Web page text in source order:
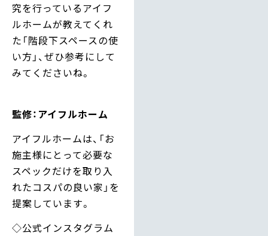
究を行っているアイフ
ルホームが教えてくれ
た「階段下スペースの使
い方」、ぜひ参考にして
みてくださいね。
監修：アイフルホーム
アイフルホームは、「お
施主様にとって必要な
スペックだけを取り入
れたコスパの良い家」を
提案しています。
◇公式インスタグラム